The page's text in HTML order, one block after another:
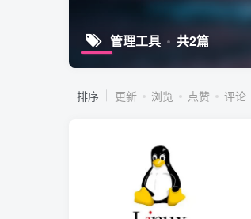
管理工具 共2篇
排序 更新 浏览 点赞 评论